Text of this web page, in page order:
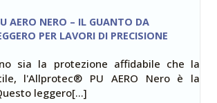
AERO NERO – IL GUANTO DA
PER LAVORI DI PRECISIONE
sia la protezione affidabile che la
l'Allprotec® PU AERO Nero è la
leggero[…]